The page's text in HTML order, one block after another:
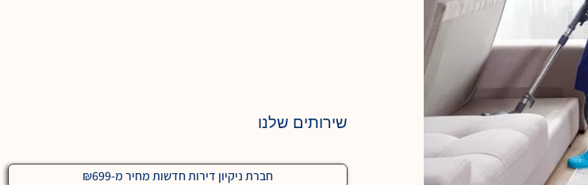
שירותים שלנו
חברת ניקיון דירות חדשות מחיר מ-₪699